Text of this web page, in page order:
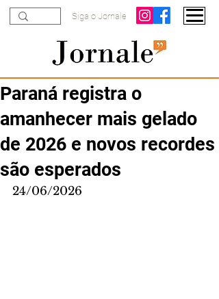
Siga o Jornale
Paraná registra o
amanhecer mais gelado
de 2026 e novos recordes
são esperados
24/06/2026